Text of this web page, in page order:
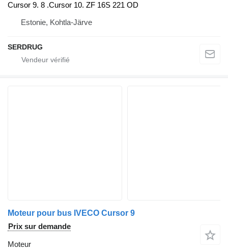
Cursor 9. 8 .Cursor 10. ZF 16S 221 OD
Estonie, Kohtla-Järve
SERDRUG
Moteur pour bus IVECO Cursor 9
Prix sur demande
Moteur